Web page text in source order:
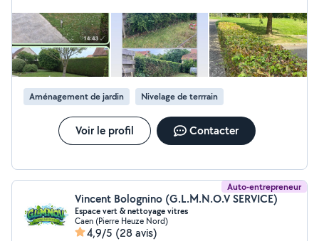
Aménagement de jardin Nivelage de terrrain
Voir le profil Contacter
Auto-entrepreneur
Vincent Bolognino (G.L.M.N.O.V SERVICE)
Espace vert & nettoyage vitres
Caen (Pierre Heuze Nord)
4,9/5 (28 avis)